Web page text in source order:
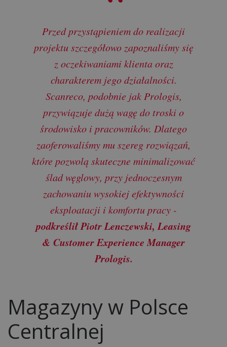
Przed przystąpieniem do realizacji
projektu szczegółowo zapoznaliśmy się
z oczekiwaniami klienta oraz
charakterem jego działalności.
Scanreco, podobnie jak Prologis,
przywiązuje dużą wagę do troski o
środowisko i pracowników. Dlatego
zaoferowaliśmy mu szereg rozwiązań,
które pozwolą skuteczne minimalizować
ślad węglowy, przy jednoczesnym
zachowaniu wysokiej efektywności
eksploatacji i komfortu pracy -
podkreślił Piotr Lenczewski, Leasing
& Customer Experience Manager
Prologis.
Magazyny w Polsce
Centralnej